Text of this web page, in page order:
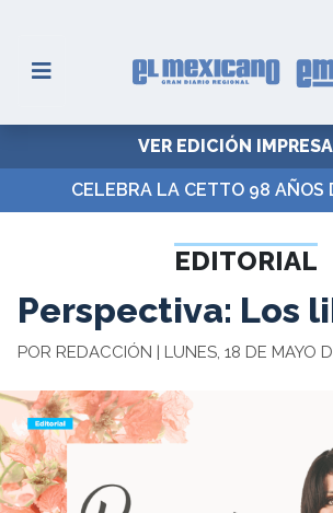
VER EDICIÓN IMPRESA
CELEBRA LA CETTO 98 AÑOS
EDITORIAL
Perspectiva: Los
POR REDACCIÓN | LUNES, 18 DE MAYO